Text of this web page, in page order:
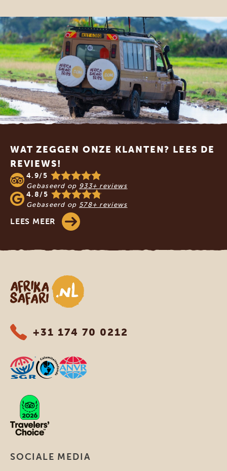
Footer
WAT ZEGGEN ONZE KLANTEN? LEES DE
REVIEWS!
4.9/5
Gebaseerd op 933+ reviews
4.8/5
Gebaseerd op 578+ reviews
LEES MEER
Afrika safari
+31 174 70 0212
SOCIALE MEDIA